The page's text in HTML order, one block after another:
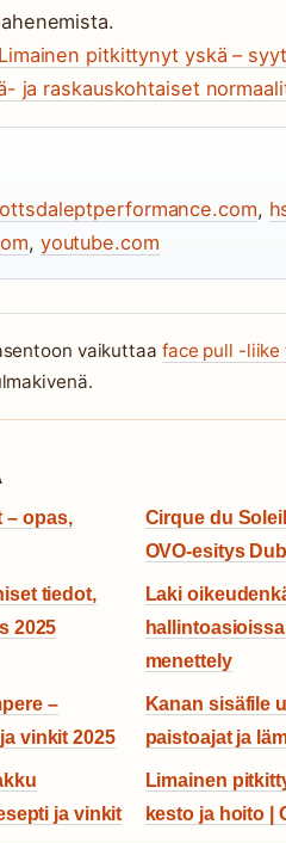
Limainen pitkittynyt yskä –
ja raskauskohtaiset
,
, youtube.com
vaikuttaa face pull -liike
– opas,
Cirque du
OVO-esitys
tiedot,
2025
Laki
menettely
–
vinkit 2025
Kanan sisäfile
paistoajat ja
ja vinkit
Limainen
kesto ja hoito |